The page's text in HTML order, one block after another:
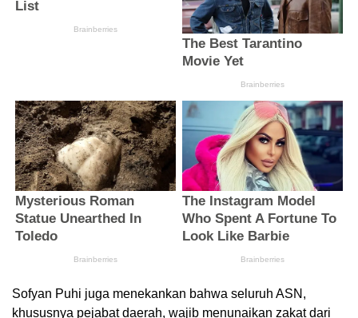
Sofyan Puhi juga menekankan bahwa seluruh ASN,
khususnya pejabat daerah, wajib menunaikan zakat dari